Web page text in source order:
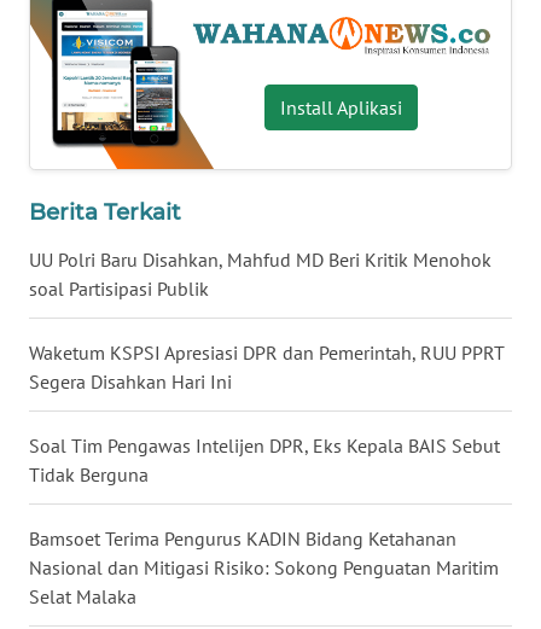
Install Aplikasi
Berita Terkait
UU Polri Baru Disahkan, Mahfud MD Beri Kritik Menohok
soal Partisipasi Publik
Waketum KSPSI Apresiasi DPR dan Pemerintah, RUU PPRT
Segera Disahkan Hari Ini
Soal Tim Pengawas Intelijen DPR, Eks Kepala BAIS Sebut
Tidak Berguna
Bamsoet Terima Pengurus KADIN Bidang Ketahanan
Nasional dan Mitigasi Risiko: Sokong Penguatan Maritim
Selat Malaka
WN
BABEL
WN
SUMBAR
WN
WN
WN
LAMPUNG
WN
JATENG
WN
NUSANTARA